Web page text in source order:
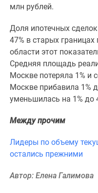
комнатные
комнатные
Квартиры
карте
калькулятор
ипотека
Военная
Банки
млн рублей.
Доля ипотечных
47% в старых
области этот
Средняя площадь
Москве потеряла 1% и
Москве прибавила 1%
уменьшилась на 1% до
Между прочим
Лидеры по объему
остались прежними
Автор: Елена Галимова